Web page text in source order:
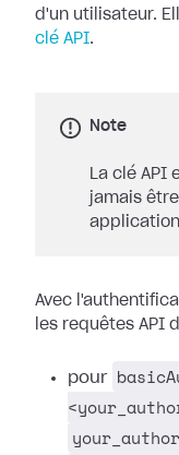
d'un utilisateur.
clé API.
Note
La clé API
jamais
Avec
les requêtes API
pour